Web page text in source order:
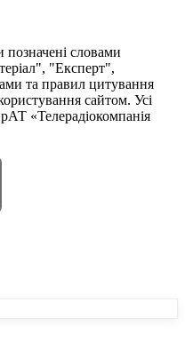
позначені словами
"Експерт",
та правил цитування
сайтом. Усі
«Телерадіокомпанія